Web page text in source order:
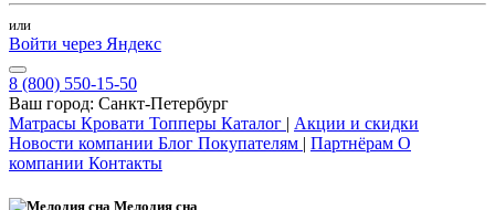
или
Войти через Яндекс
8 (800) 550-15-50
Ваш город: Санкт-Петербург
Матрасы Кровати Топперы Каталог | Акции и скидки
Новости компании Блог Покупателям | Партнёрам О
компании Контакты
Мелодия сна